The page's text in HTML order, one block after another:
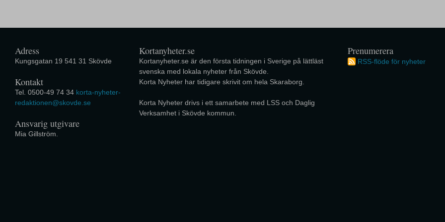
Adress
Kungsgatan 19 541 31 Skövde
Kontakt
Tel. 0500-49 74 34 korta-nyheter-
redaktionen@skovde.se
Ansvarig utgivare
Mia Gillström.
Kortanyheter.se
Kortanyheter.se är den första tidningen i Sverige på lättläst
svenska med lokala nyheter från Skövde.
Korta Nyheter har tidigare skrivit om hela Skaraborg.
Korta Nyheter drivs i ett samarbete med LSS och Daglig
Verksamhet i Skövde kommun.
Prenumerera
RSS-flöde för nyheter